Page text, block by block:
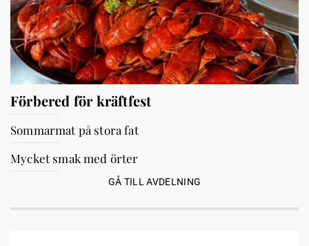
Förbered för kräftfest
Sommarmat på stora fat
Mycket smak med örter
GÅ TILL AVDELNING